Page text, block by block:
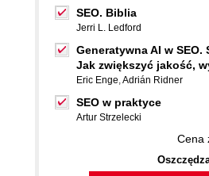
SEO. Biblia
Jerri L. Ledford
Generatywna AI w SEO.
Jak zwiększyć jakość,
Eric Enge,Adrián Ridner
SEO w praktyce
Artur Strzelecki
Cena